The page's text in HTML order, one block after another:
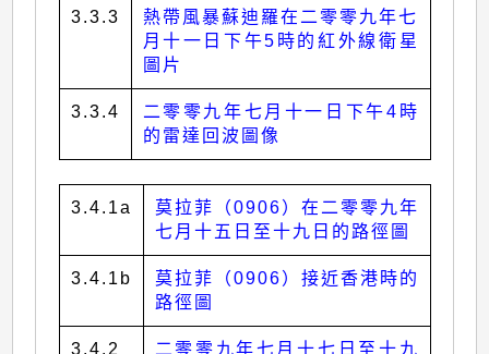
3.3.3
熱帶風暴蘇迪羅在二零零九年七
月十一日下午5時的紅外線衛星
圖片
3.3.4
二零零九年七月十一日下午4時
的雷達回波圖像
3.4.1a
莫拉菲（0906）在二零零九年
七月十五日至十九日的路徑圖
3.4.1b
莫拉菲（0906）接近香港時的
路徑圖
3.4.2
二零零九年七月十七日至十九